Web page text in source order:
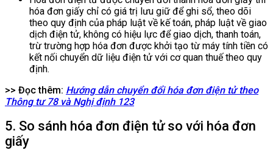
hóa đơn giấy chỉ có giá trị lưu giữ để ghi sổ, theo dõi
theo quy định của pháp luật về kế toán, pháp luật về giao
dịch điện tử, không có hiệu lực để giao dịch, thanh toán,
trừ trường hợp hóa đơn được khởi tạo từ máy tính tiền có
kết nối chuyển dữ liệu điện tử với cơ quan thuế theo quy
định.
>> Đọc thêm: Hướng dẫn chuyển đổi hóa đơn điện tử theo
Thông tư 78 và Nghị định 123
5. So sánh hóa đơn điện tử so với hóa đơn
giấy